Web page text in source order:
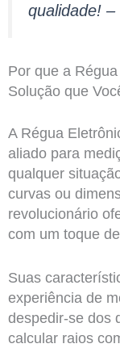
qualidade! –
Por que a
Solução que
A Régua
aliado para
qualquer
curvas ou
revolucionário
com um toque
Suas
experiência de
despedir-se dos
calcular raios